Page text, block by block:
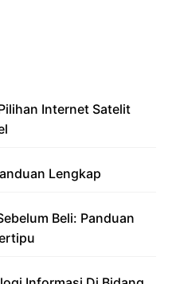
Internet Satelit
Lengkap
Beli: Panduan